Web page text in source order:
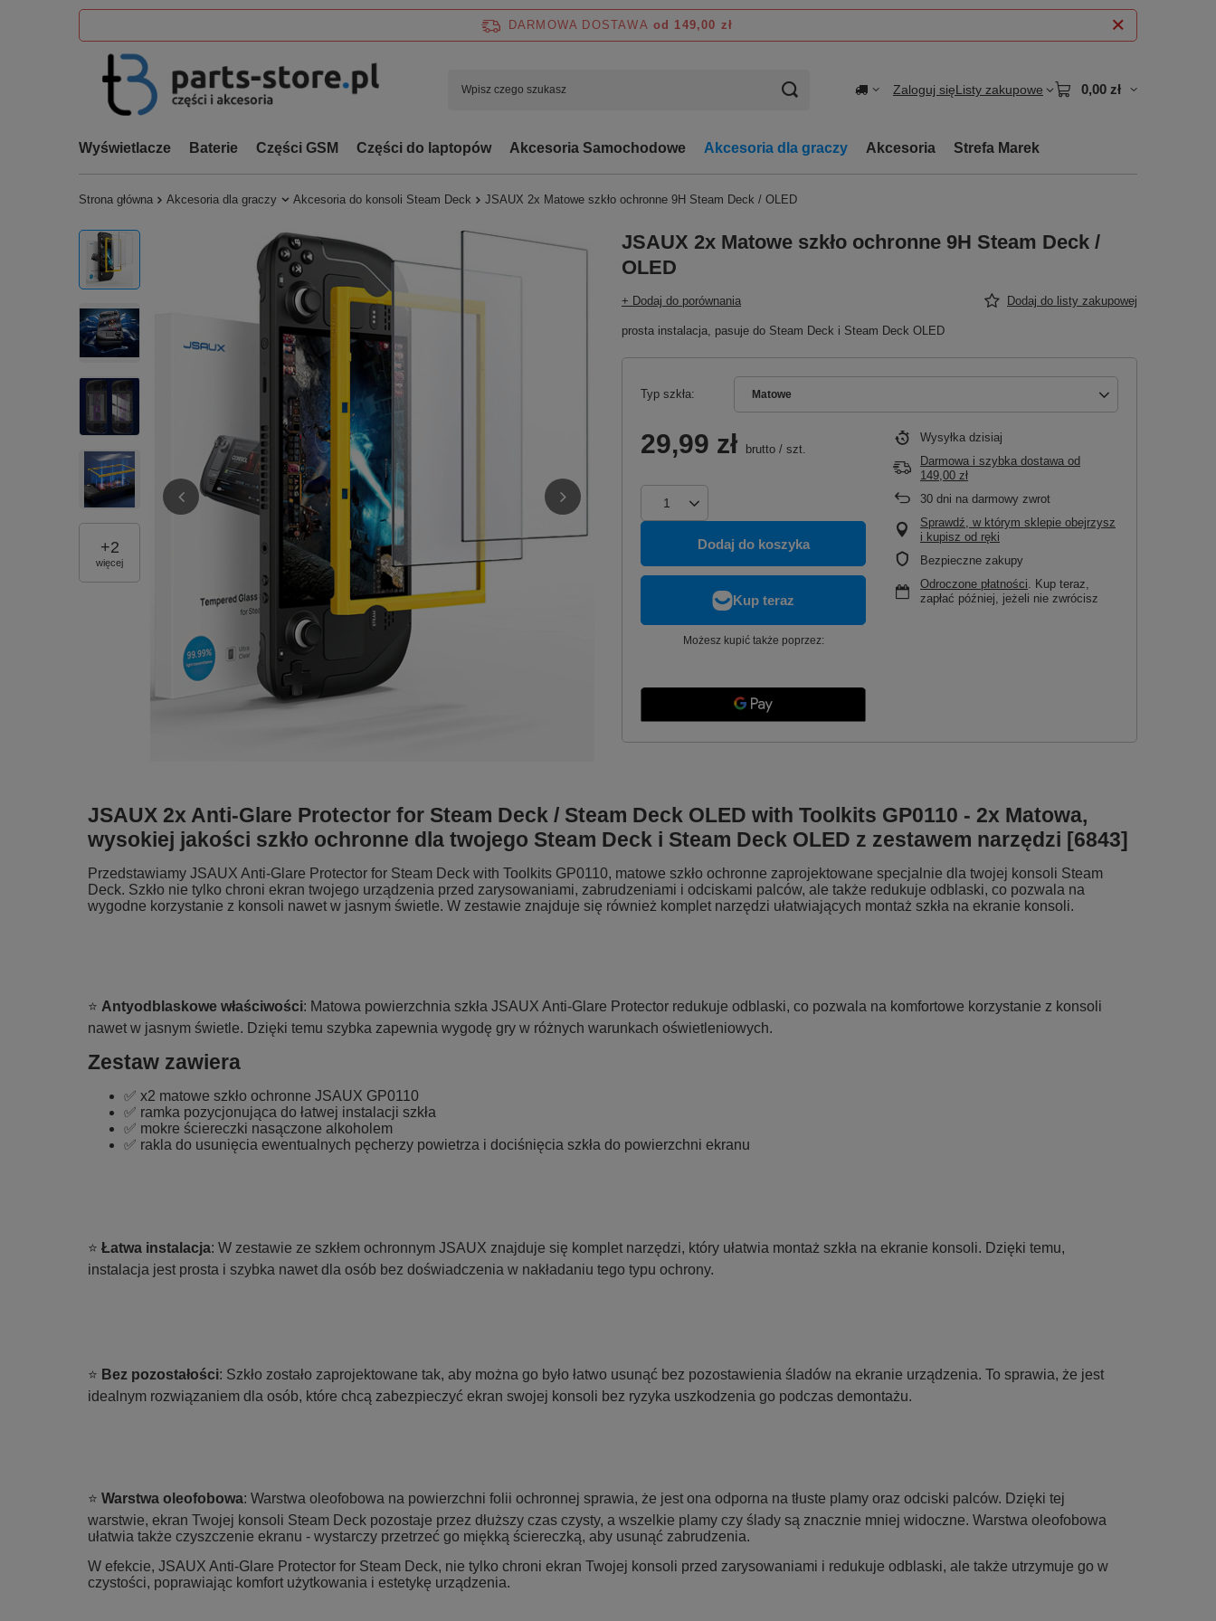
DARMOWA DOSTAWA od 149,00 zł
Zaloguj sięListy zakupowe 0,00 zł
Wyświetlacze Baterie Części GSM Części do laptopów Akcesoria Samochodowe Akcesoria dla graczy Akcesoria Strefa Marek
Strona główna Akcesoria dla graczy Akcesoria do konsoli Steam Deck JSAUX 2x Matowe szkło ochronne 9H Steam Deck / OLED
+2
więcej
JSAUX 2x Matowe szkło ochronne 9H Steam Deck /
OLED
+ Dodaj do porównania Dodaj do listy zakupowej
prosta instalacja, pasuje do Steam Deck i Steam Deck OLED
Typ szkła Matowe
29,99 zł brutto / szt.
Dodaj do koszyka
Możesz kupić także poprzez:
Wysyłka dzisiaj
Darmowa i szybka dostawa od
149,00 zł
30 dni na darmowy zwrot
Sprawdź, w którym sklepie obejrzysz
i kupisz od ręki
Bezpieczne zakupy
Odroczone płatności. Kup teraz,
zapłać później, jeżeli nie zwrócisz
JSAUX 2x Anti-Glare Protector for Steam Deck / Steam Deck OLED with Toolkits GP0110 - 2x Matowa,
wysokiej jakości szkło ochronne dla twojego Steam Deck i Steam Deck OLED z zestawem narzędzi [6843]
Przedstawiamy JSAUX Anti-Glare Protector for Steam Deck with Toolkits GP0110, matowe szkło ochronne zaprojektowane specjalnie dla twojej konsoli Steam
Deck. Szkło nie tylko chroni ekran twojego urządzenia przed zarysowaniami, zabrudzeniami i odciskami palców, ale także redukuje odblaski, co pozwala na
wygodne korzystanie z konsoli nawet w jasnym świetle. W zestawie znajduje się również komplet narzędzi ułatwiających montaż szkła na ekranie konsoli.
⭐ Antyodblaskowe właściwości: Matowa powierzchnia szkła JSAUX Anti-Glare Protector redukuje odblaski, co pozwala na komfortowe korzystanie z konsoli
nawet w jasnym świetle. Dzięki temu szybka zapewnia wygodę gry w różnych warunkach oświetleniowych.
Zestaw zawiera
✅ x2 matowe szkło ochronne JSAUX GP0110
✅ ramka pozycjonująca do łatwej instalacji szkła
✅ mokre ściereczki nasączone alkoholem
✅ rakla do usunięcia ewentualnych pęcherzy powietrza i dociśnięcia szkła do powierzchni ekranu
⭐ Łatwa instalacja: W zestawie ze szkłem ochronnym JSAUX znajduje się komplet narzędzi, który ułatwia montaż szkła na ekranie konsoli. Dzięki temu,
instalacja jest prosta i szybka nawet dla osób bez doświadczenia w nakładaniu tego typu ochrony.
⭐ Bez pozostałości: Szkło zostało zaprojektowane tak, aby można go było łatwo usunąć bez pozostawienia śladów na ekranie urządzenia. To sprawia, że jest
idealnym rozwiązaniem dla osób, które chcą zabezpieczyć ekran swojej konsoli bez ryzyka uszkodzenia go podczas demontażu.
⭐ Warstwa oleofobowa: Warstwa oleofobowa na powierzchni folii ochronnej sprawia, że jest ona odporna na tłuste plamy oraz odciski palców. Dzięki tej
warstwie, ekran Twojej konsoli Steam Deck pozostaje przez dłuższy czas czysty, a wszelkie plamy czy ślady są znacznie mniej widoczne. Warstwa oleofobowa
ułatwia także czyszczenie ekranu - wystarczy przetrzeć go miękką ściereczką, aby usunąć zabrudzenia.
W efekcie, JSAUX Anti-Glare Protector for Steam Deck, nie tylko chroni ekran Twojej konsoli przed zarysowaniami i redukuje odblaski, ale także utrzymuje go w
czystości, poprawiając komfort użytkowania i estetykę urządzenia.